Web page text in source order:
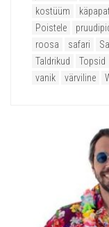
kostüüm
Poistele
roosa
safari
Taldrikud
Topsid
vanik
värviline